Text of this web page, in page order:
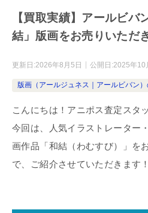
【買取実績】アールビバ
結」版画をお売りいただ
更新日:2026年8月5日 公開日:2025年10
版画（アールジュネス｜アールビバン
こんにちは！アニポス査定スタ
今回は、人気イラストレーター
画作品「和結（わむすび）」を
で、ご紹介させていただきます！